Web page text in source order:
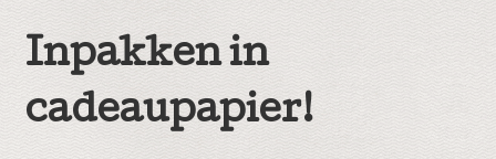
Inpakken in
cadeaupapier!